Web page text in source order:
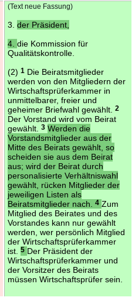
(Text neue Fassung)
3. der Präsident,
4. die Kommission für
Qualitätskontrolle.
(2) 1Die Beiratsmitglieder
werden von den Mitgliedern der
Wirtschaftsprüferkammer in
unmittelbarer, freier und
geheimer Briefwahl gewählt.
2
Der Vorstand wird vom Beirat
gewählt.
3 Werden die
Vorstandsmitglieder aus der
Mitte des Beirats gewählt, so
scheiden sie aus dem Beirat
aus; wird der Beirat durch
personalisierte Verhältniswahl
gewählt, rücken Mitglieder der
jeweiligen Listen als
Beiratsmitglieder nach.
4 Zum
Mitglied des Beirates und des
Vorstandes kann nur gewählt
werden, wer persönlich Mitglied
der Wirtschaftsprüferkammer
ist.
5 Der Präsident der
Wirtschaftsprüferkammer und
der Vorsitzer des Beirats
müssen Wirtschaftsprüfer sein.